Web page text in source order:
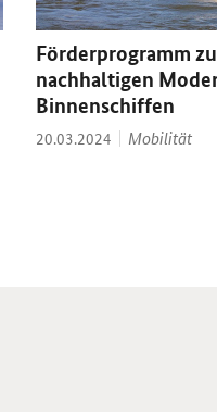
Förderprogramm
nachhaltigen
Binnenschiffen
Datum:
20.03.2024 Thema:
Mobilität